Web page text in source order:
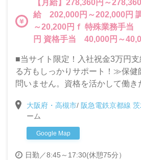
【月給】278,360円～278,360円 ■給与内訳
給 202,000円～202,000円
～20,200円ｆ 特殊業務手
円 資格手当 40,000円～
■当サイト限定！入社祝金3万円
る方もしっかりサポート！≫保
問いません。資格を活かして働き
大阪府・高槻市/ 阪急電鉄京都線
ーム
Google Map
日勤／8:45～17:30(休憩75分）